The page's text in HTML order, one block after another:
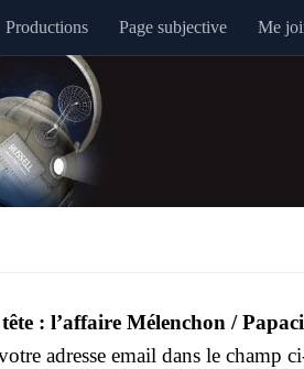
Productions Page subjective Me
: l’af­faire Mélen­chon /
adresse email dans le champ